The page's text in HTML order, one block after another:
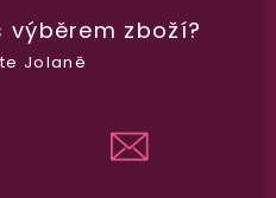
co jste si objednali. Mrkněte,
výběrem zboží?
Jolaně